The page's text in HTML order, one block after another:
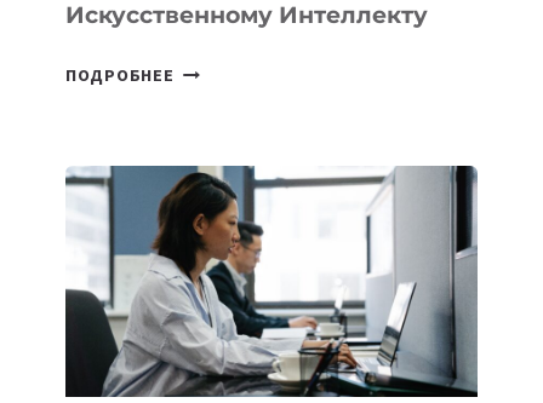
Искусственному Интеллекту
ПОДРОБНЕЕ
НОВЫЕ
ПРЕДМЕТЫ
ПО
ИСКУССТВЕННОМУ
ИНТЕЛЛЕКТУ